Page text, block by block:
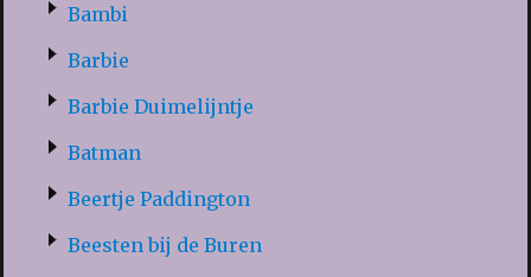
Bambi
Barbie
Barbie Duimelijntje
Batman
Beertje Paddington
Beesten bij de Buren